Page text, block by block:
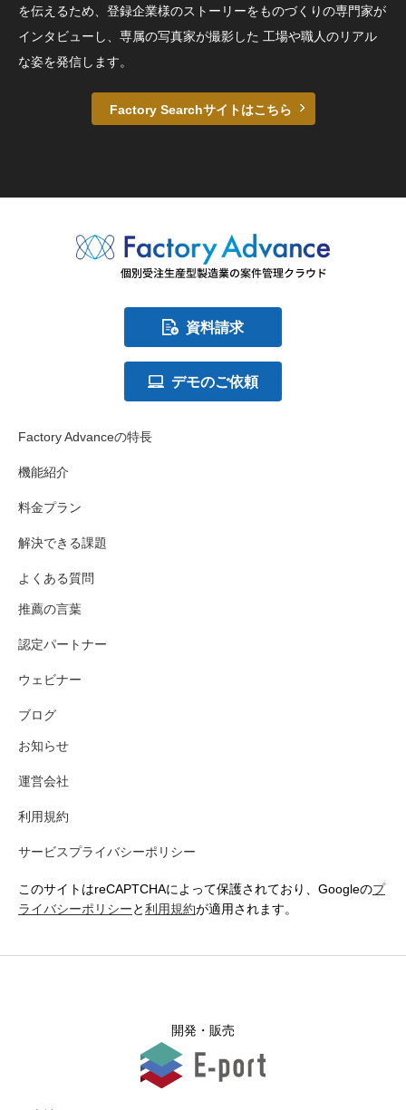
を伝えるため、登録企業様のストーリーをものづくりの専門家が
インタビューし、専属の写真家が撮影した 工場や職人のリアル
な姿を発信します。
Factory Searchサイトはこちら
資料請求
デモのご依頼
Factory Advanceの特長
機能紹介
料金プラン
解決できる課題
よくある質問
推薦の言葉
認定パートナー
ウェビナー
ブログ
お知らせ
運営会社
利用規約
サービスプライバシーポリシー
このサイトはreCAPTCHAによって保護されており、Googleのプ
ライバシーポリシーと利用規約が適用されます。
開発・販売